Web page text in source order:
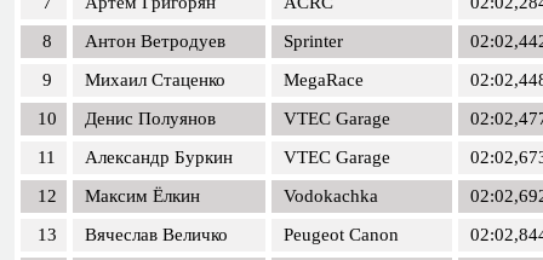
8
Антон Ветродуев Sprinter
9
Михаил Стаценко MegaRace
10
Денис Полуянов VTEC Garage
11
Александр Буркин VTEC Garage
12
Максим Ёлкин Vodokachka
13
Вячеслав Величко Peugeot Canon